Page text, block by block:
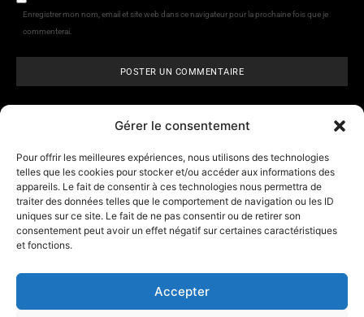
Gérer le consentement
Pour offrir les meilleures expériences, nous utilisons des technologies
telles que les cookies pour stocker et/ou accéder aux informations des
appareils. Le fait de consentir à ces technologies nous permettra de
traiter des données telles que le comportement de navigation ou les ID
uniques sur ce site. Le fait de ne pas consentir ou de retirer son
consentement peut avoir un effet négatif sur certaines caractéristiques
et fonctions.
Accepter
Enregistrer mon nom, email et site web dans ce navigateur pour la prochaine fois que je
commenterai.
ARCANE VISIONS- Tarologie,
numérologie et
horoscope
Mentions légales